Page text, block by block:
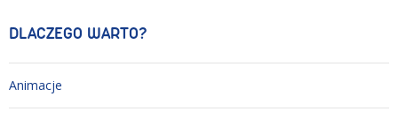
DLACZEGO WARTO?
Animacje